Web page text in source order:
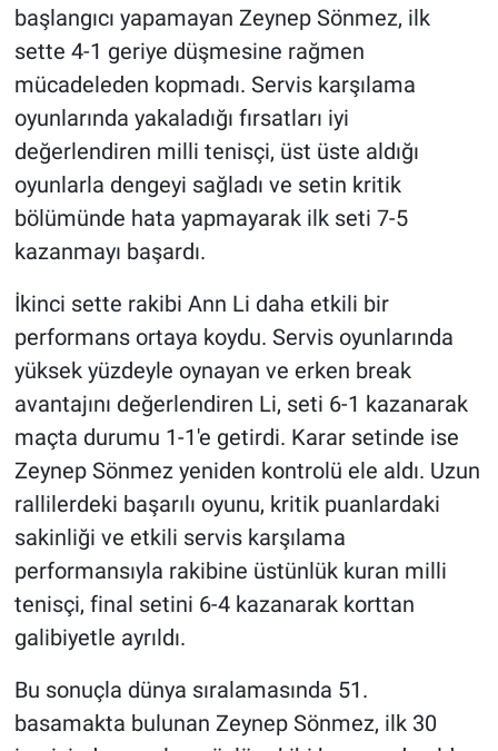
başlangıcı yapamayan Zeynep Sönmez, ilk
sette 4-1 geriye düşmesine rağmen
mücadeleden kopmadı. Servis karşılama
oyunlarında yakaladığı fırsatları iyi
değerlendiren milli tenisçi, üst üste aldığı
oyunlarla dengeyi sağladı ve setin kritik
bölümünde hata yapmayarak ilk seti 7-5
kazanmayı başardı.
İkinci sette rakibi Ann Li daha etkili bir
performans ortaya koydu. Servis oyunlarında
yüksek yüzdeyle oynayan ve erken break
avantajını değerlendiren Li, seti 6-1 kazanarak
maçta durumu 1-1'e getirdi. Karar setinde ise
Zeynep Sönmez yeniden kontrolü ele aldı. Uzun
rallilerdeki başarılı oyunu, kritik puanlardaki
sakinliği ve etkili servis karşılama
performansıyla rakibine üstünlük kuran milli
tenisçi, final setini 6-4 kazanarak korttan
galibiyetle ayrıldı.
Bu sonuçla dünya sıralamasında 51.
basamakta bulunan Zeynep Sönmez, ilk 30